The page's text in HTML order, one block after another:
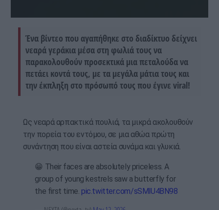
Ένα βίντεο που αγαπήθηκε στο διαδίκτυο δείχνει
νεαρά γεράκια μέσα στη φωλιά τους να
παρακολουθούν προσεκτικά μια πεταλούδα να
πετάει κοντά τους, με τα μεγάλα μάτια τους και
την έκπληξη στο πρόσωπό τους που έγινε viral!
Ως νεαρά αρπακτικά πουλιά, τα μικρά ακολουθούν
την πορεία του εντόμου, σε μια αθώα πρώτη
συνάντηση που είναι αστεία συνάμα και γλυκιά.
😁 Their faces are absolutely priceless. A
group of young kestrels saw a butterfly for
the first time. pic.twitter.com/sSMlU4BN98